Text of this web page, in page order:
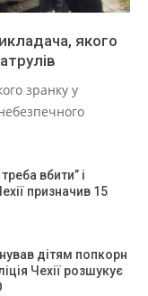
якого
зранку у
вбити” і
призначив 15
дітям попкорн
Чехії розшукує